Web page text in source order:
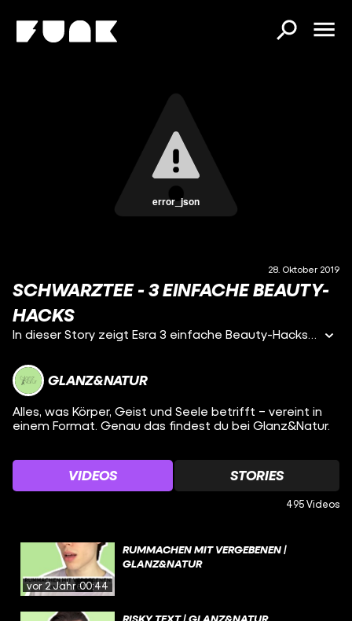
error_json
28. Oktober 2019
SCHWARZTEE - 3 EINFACHE BEAUTY-
HACKS
In dieser Story zeigt Esra 3 einfache Beauty-Hacks mit Schwarztee.
GLANZ&NATUR
Alles, was Körper, Geist und Seele betrifft – vereint in
einem Format. Genau das findest du bei Glanz&Natur.
VIDEOS STORIES
495 Videos
vor 2 Jahren00:44
RUMMACHEN MIT VERGEBENEN |
GLANZ&NATUR
RISKY TEXT | GLANZ&NATUR